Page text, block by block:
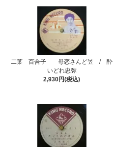
二葉 百合子 母恋さんど笠 / 酔
いどれ忠弥
2,930円(税込)